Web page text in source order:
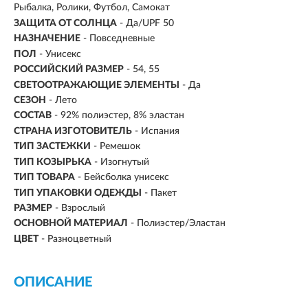
Рыбалка, Ролики, Футбол, Самокат
ЗАЩИТА ОТ СОЛНЦА - Да/UPF 50
НАЗНАЧЕНИЕ -
Повседневные
ПОЛ - Унисекс
РОССИЙСКИЙ РАЗМЕР - 54, 55
СВЕТООТРАЖАЮЩИЕ ЭЛЕМЕНТЫ
- Да
СЕЗОН - Лето
СОСТАВ - 92% полиэстер, 8% эластан
СТРАНА ИЗГОТОВИТЕЛЬ - Испания
ТИП ЗАСТЕЖКИ - Ремешок
ТИП КОЗЫРЬКА - Изогнутый
ТИП ТОВАРА - Бейсболка унисекс
ТИП УПАКОВКИ ОДЕЖДЫ
- Пакет
РАЗМЕР - Взрослый
ОСНОВНОЙ МАТЕРИАЛ -
Полиэстер/Эластан
ЦВЕТ - Разноцветный
ОПИСАНИЕ